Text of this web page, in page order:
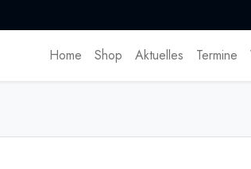
Home Shop Aktuelles Termine